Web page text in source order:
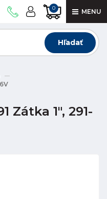
0 MENU
Hľadať
Zátka 1", 291-